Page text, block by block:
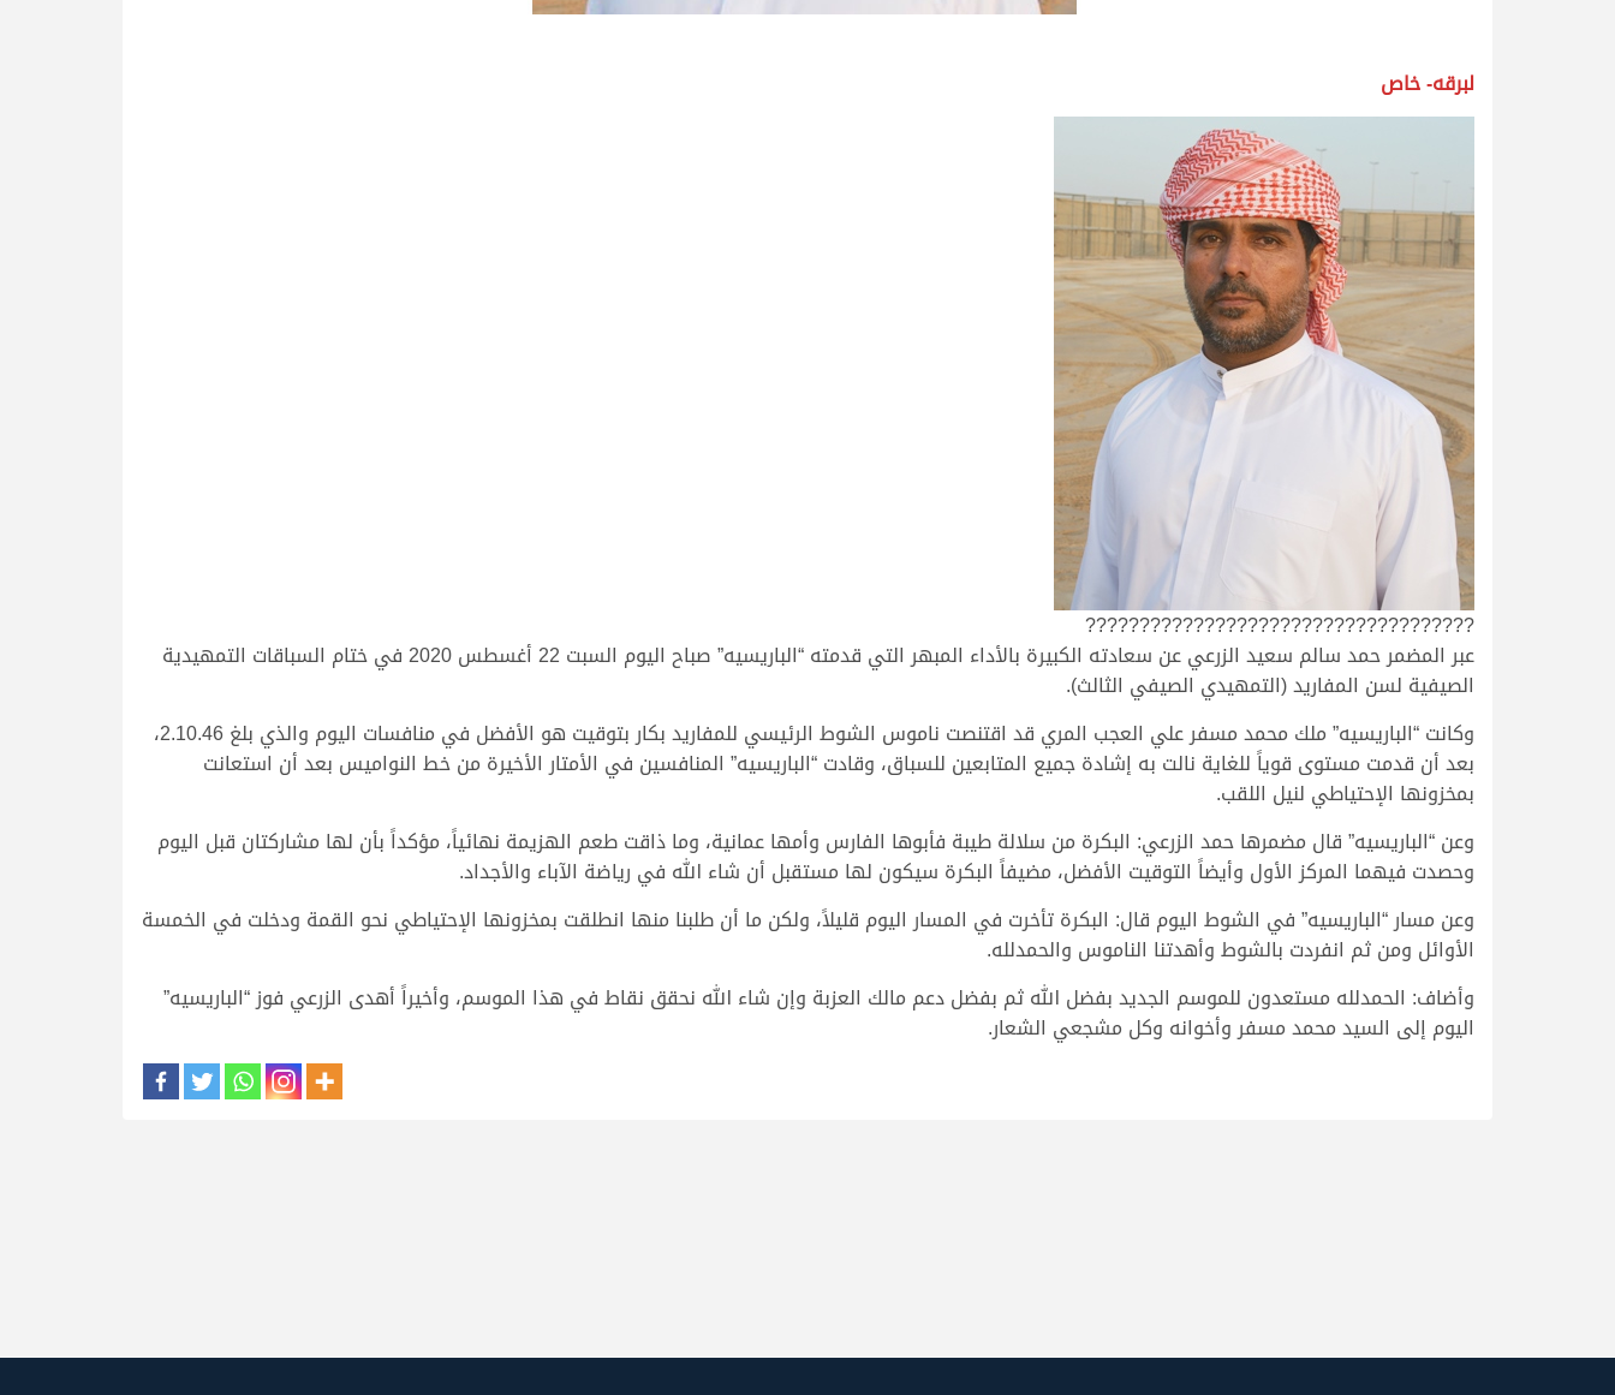
لبرقه- خاص
????????????????????????????????????
عبر المضمر حمد سالم سعيد الزرعي عن سعادته الكبيرة بالأداء المبهر التي قدمته “الباريسيه” صباح اليوم السبت 22 أغسطس 2020 في ختام السباقات التمهيدية
الصيفية لسن المفاريد (التمهيدي الصيفي الثالث).
وكانت “الباريسيه” ملك محمد مسفر علي العجب المري قد اقتنصت ناموس الشوط الرئيسي للمفاريد بكار بتوقيت هو الأفضل في منافسات اليوم والذي بلغ 2.10.46،
بعد أن قدمت مستوى قوياً للغاية نالت به إشادة جميع المتابعين للسباق، وقادت “الباريسيه” المنافسين في الأمتار الأخيرة من خط النواميس بعد أن استعانت
بمخزونها الإحتياطي لنيل اللقب.
وعن “الباريسيه” قال مضمرها حمد الزرعي: البكرة من سلالة طيبة فأبوها الفارس وأمها عمانية، وما ذاقت طعم الهزيمة نهائياً، مؤكداً بأن لها مشاركتان قبل اليوم
وحصدت فيهما المركز الأول وأيضاً التوقيت الأفضل، مضيفاً البكرة سيكون لها مستقبل أن شاء الله في رياضة الآباء والأجداد.
وعن مسار “الباريسيه” في الشوط اليوم قال: البكرة تأخرت في المسار اليوم قليلاً، ولكن ما أن طلبنا منها انطلقت بمخزونها الإحتياطي نحو القمة ودخلت في الخمسة
الأوائل ومن ثم انفردت بالشوط وأهدتنا الناموس والحمدلله.
وأضاف: الحمدلله مستعدون للموسم الجديد بفضل الله ثم بفضل دعم مالك العزبة وإن شاء الله نحقق نقاط في هذا الموسم، وأخيراً أهدى الزرعي فوز “الباريسيه”
اليوم إلى السيد محمد مسفر وأخوانه وكل مشجعي الشعار.